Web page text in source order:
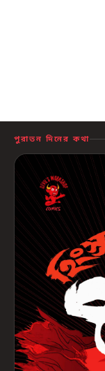
🍪 সাইটটি চালু রাখতে কিছু
পরিসংখ্যানের কুকিও ব্যবহার
শুধু প্রয়োজনীয় সব
পুরাতন দিনের কথা